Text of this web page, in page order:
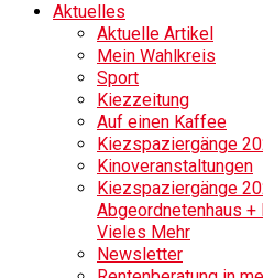
Aktuelles
Aktuelle Artikel
Mein Wahlkreis
Sport
Kiezzeitung
Auf einen Kaffee
Kiezspaziergänge
Kinoveranstaltungen
Kiezspaziergänge
Abgeordnetenhaus +
Vieles Mehr
Newsletter